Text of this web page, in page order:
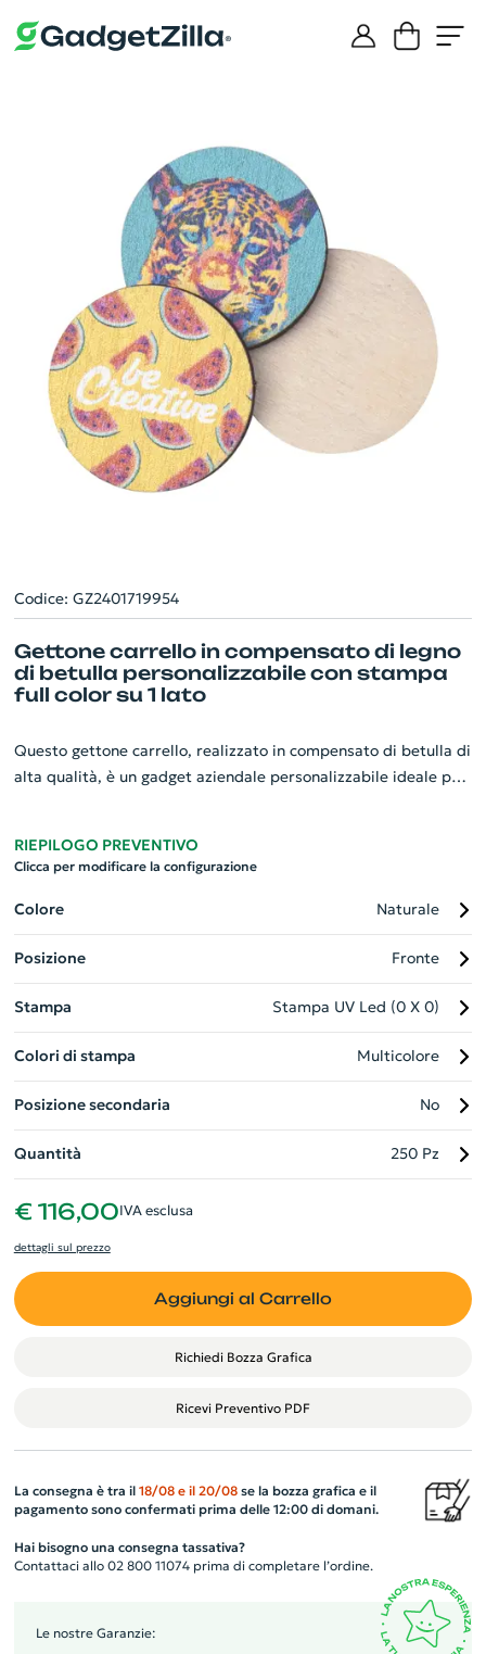
Codice: GZ2401719954
Gettone carrello in compensato di legno
di betulla personalizzabile con stampa
full color su 1 lato
Questo gettone carrello, realizzato in compensato di betulla di
alta qualità, è un gadget aziendale personalizzabile ideale per
rendendolo unico e riconoscibile. La tecnologia di stampa UV
carrelli della spesa. L'ordine minimo è di 200 pezzi. Fai
spiccare la tua azienda con questo gadget pratico e
sostenibile.
RIEPILOGO PREVENTIVO
Clicca per modificare la configurazione
Colore Naturale
Posizione Fronte
Stampa Stampa UV Led (0 X 0)
Colori di stampa Multicolore
Posizione secondaria No
Quantità 250 Pz
€ 116,00IVA esclusa
dettagli sul prezzo
Aggiungi al Carrello
Richiedi Bozza Grafica
Ricevi Preventivo PDF
La consegna è tra il 18/08 e il 20/08se la bozza grafica e il
pagamento sono confermati prima delle 12:00 di domani.
Hai bisogno una consegna tassativa?
Contattaci allo 02 800 11074 prima di completare l’ordine.
Le nostre Garanzie: